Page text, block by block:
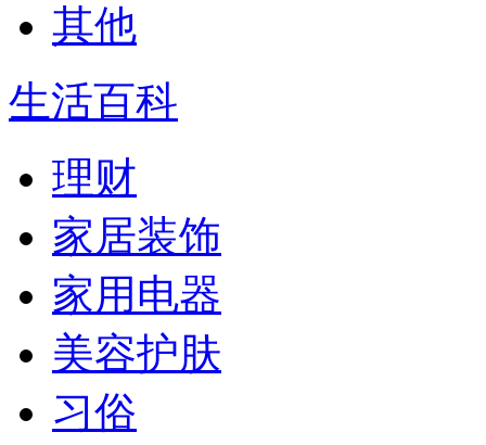
其他
生活百科
理财
家居装饰
家用电器
美容护肤
习俗